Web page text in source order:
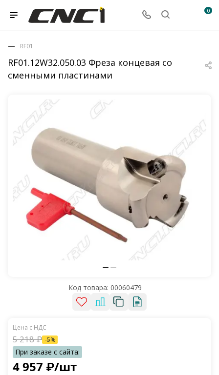
0
RF01.12W32.050.03 Фреза концевая со
сменными пластинами
RF01
Код товара: 00060479
4 957 ₽/шт
5 218₽ -5%